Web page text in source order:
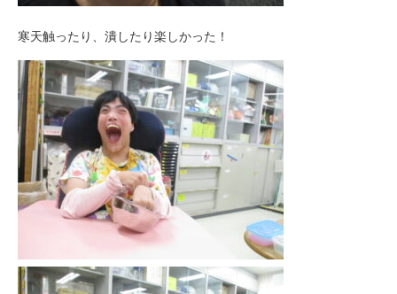
寒天触ったり、潰したり楽しかった！